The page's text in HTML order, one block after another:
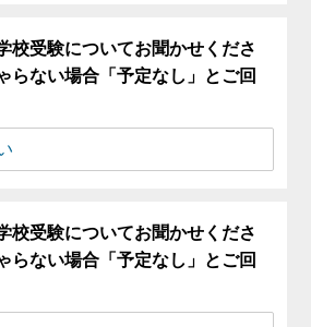
校受験についてお聞かせくださ
らない場合「予定なし」とご回
校受験についてお聞かせくださ
らない場合「予定なし」とご回